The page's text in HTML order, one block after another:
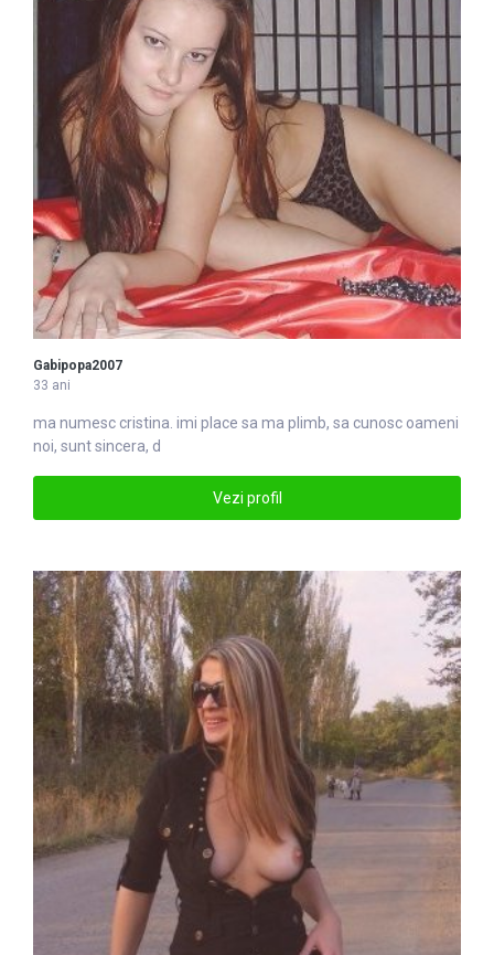
Gabipopa2007
33 ani
ma numesc cristina. imi place sa ma plimb, sa cunosc oameni
noi, sunt sincera, d
Vezi profil